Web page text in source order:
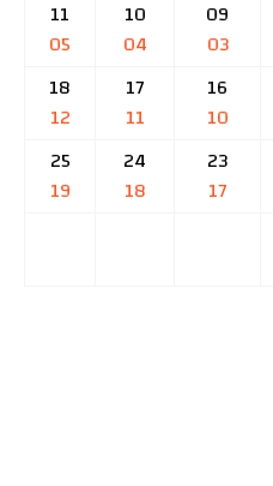
09
03
10
04
11
05
16
10
17
11
18
12
23
17
24
18
25
19